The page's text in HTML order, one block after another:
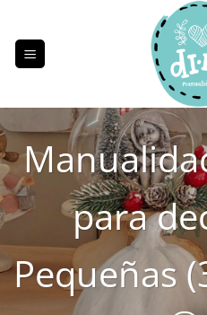
contenido
para
Pequeñas